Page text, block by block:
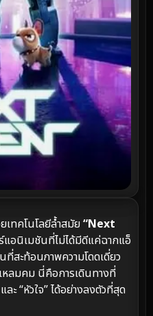
เทคโนโลยีล้ำสมัย“Next
อนิเมชันที่ไม่ได้มีดีแค่ฉากแอ็
สะท้อนภาพความโดดเดี่ยว
ลมคม นี่คือการเดินทางที่
ะ “หัวใจ” ได้อย่างลงตัวที่สุด